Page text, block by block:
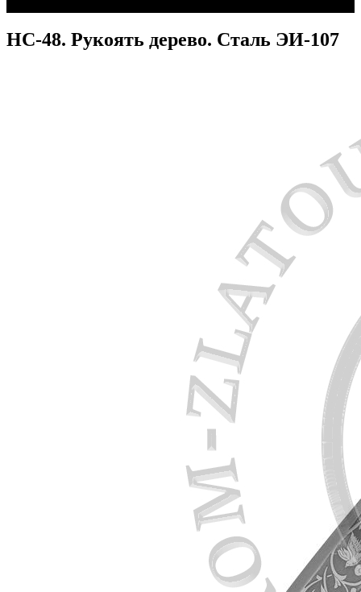
НС-48. Рукоять дерево. Сталь ЭИ-107